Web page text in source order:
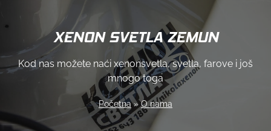
XENON SVETLA ZEMUN
Kod nas možete naći xenonsvetla, svetla, farove i još
mnogo toga
Početna » O nama